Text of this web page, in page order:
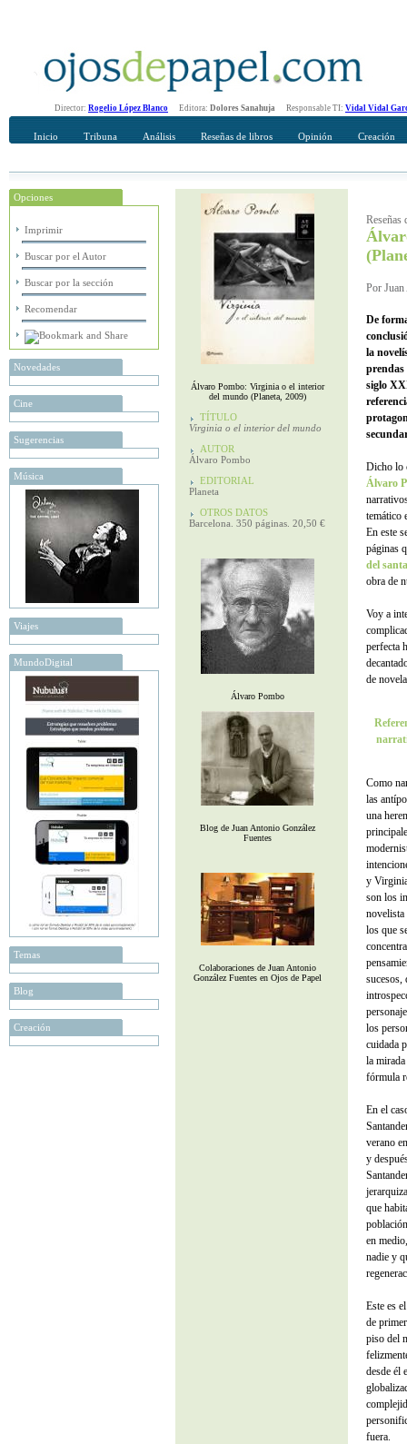
Director: Rogelio López Blanco Editora: Dolores Sanahuja Responsable TI: Vidal Vidal
Inicio Tribuna Análisis Reseñas de libros Opinión Creación
Opciones
Imprimir
Buscar por el Autor
Buscar por la sección
Recomendar
Novedades
Cine
Sugerencias
Música
Viajes
MundoDigital
Temas
Blog
Creación
Recomendar
Su nombre Completo
Álvaro Pombo: Virginia o el interior
del mundo (Planeta, 2009)
TÍTULO
Virginia o el interior del mundo
AUTOR
Álvaro Pombo
EDITORIAL
Planeta
OTROS DATOS
Barcelona. 350 páginas. 20,50 €
Álvaro Pombo
Blog de Juan Antonio González
Fuentes
Colaboraciones de Juan Antonio
González Fuentes en Ojos de Papel
Reseñas
Por
De
la
prendas
siglo
Dicho lo
Álvaro
temático
En este
páginas
del
obra de
Voy a
perfecta
de
Como
las
una
y
son los
novelista
los que
sucesos,
los
cuidada
la
fórmula
En el
verano
y
que
en
nadie y
Este es
de
piso del
desde él
fuera.